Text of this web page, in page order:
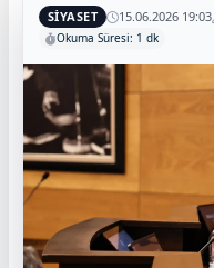
SİYASET 15.06.2026 19:03
Okuma Süresi: 1 dk